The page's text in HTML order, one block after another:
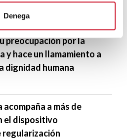
Denega
preocupación por la
y hace un llamamiento a
dignidad humana
a más de
el dispositivo